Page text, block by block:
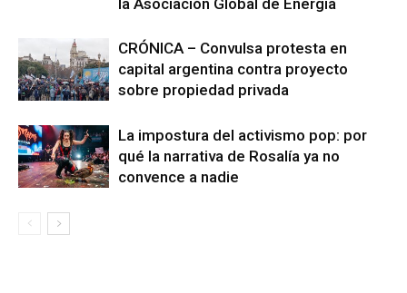
la Asociación Global de Energía
CRÓNICA – Convulsa protesta en
capital argentina contra proyecto
sobre propiedad privada
La impostura del activismo pop: por
qué la narrativa de Rosalía ya no
convence a nadie